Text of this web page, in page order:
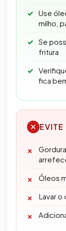
Use
milho,
Se
fritura
fica
EVITE
Óleos
Lavar